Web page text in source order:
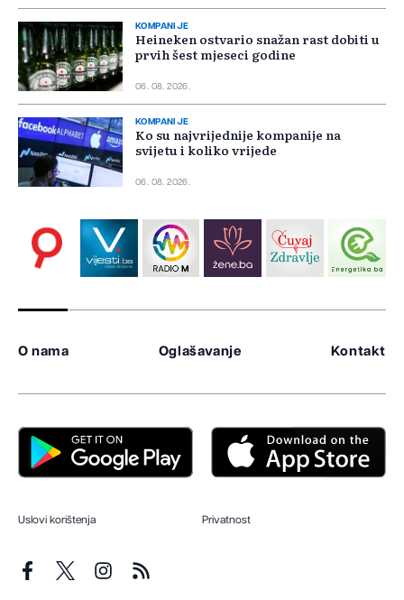
KOMPANIJE
Heineken ostvario snažan rast dobiti u
prvih šest mjeseci godine
06. 08. 2026.
KOMPANIJE
Ko su najvrijednije kompanije na
svijetu i koliko vrijede
06. 08. 2026.
O nama Oglašavanje Kontakt
Uslovi korištenja Privatnost